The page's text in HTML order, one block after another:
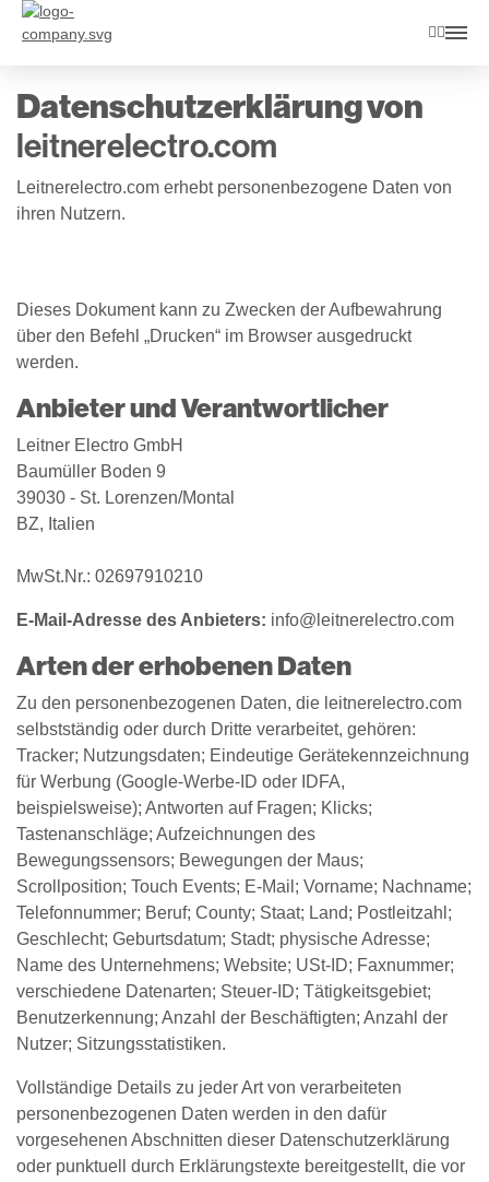
Datenschutzerklärung von
leitnerelectro.com
Leitnerelectro.com erhebt personenbezogene Daten von
ihren Nutzern.
Dieses Dokument kann zu Zwecken der Aufbewahrung
über den Befehl „Drucken“ im Browser ausgedruckt
werden.
Anbieter und Verantwortlicher
Leitner Electro GmbH
Baumüller Boden 9
39030 - St. Lorenzen/Montal
BZ, Italien
MwSt.Nr.: 02697910210
E-Mail-Adresse des Anbieters: info@leitnerelectro.com
Arten der erhobenen Daten
Zu den personenbezogenen Daten, die leitnerelectro.com
selbstständig oder durch Dritte verarbeitet, gehören:
Tracker; Nutzungsdaten; Eindeutige Gerätekennzeichnung
für Werbung (Google-Werbe-ID oder IDFA,
beispielsweise); Antworten auf Fragen; Klicks;
Tastenanschläge; Aufzeichnungen des
Bewegungssensors; Bewegungen der Maus;
Scrollposition; Touch Events; E-Mail; Vorname; Nachname;
Telefonnummer; Beruf; County; Staat; Land; Postleitzahl;
Geschlecht; Geburtsdatum; Stadt; physische Adresse;
Name des Unternehmens; Website; USt-ID; Faxnummer;
verschiedene Datenarten; Steuer-ID; Tätigkeitsgebiet;
Benutzerkennung; Anzahl der Beschäftigten; Anzahl der
Nutzer; Sitzungsstatistiken.
Vollständige Details zu jeder Art von verarbeiteten
personenbezogenen Daten werden in den dafür
vorgesehenen Abschnitten dieser Datenschutzerklärung
oder punktuell durch Erklärungstexte bereitgestellt, die vor